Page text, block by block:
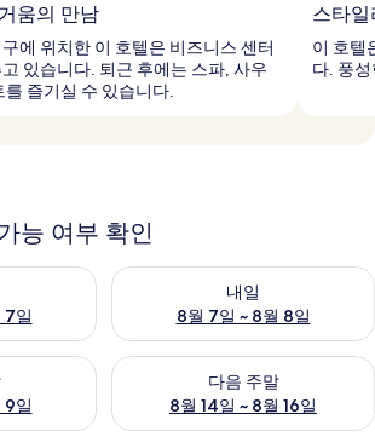
움의 만남
에 위치한 이 호텔은 비즈니스 센터
있습니다. 퇴근 후에는 스파, 사우
즐기실 수 있습니다.
스타
이 호텔
다. 풍
능 여부 확인
7일
확인, 8월 6일 ~ 8월 7일
내일
8월 7일 ~ 8월 8일
내일 예약 가능 여부 확인, 8월
9일
부 확인, 8월 7일 ~ 8월 9일
다음 주말
8월 14일 ~ 8월 16일
다음 주말 예약 가능 여부 확인,